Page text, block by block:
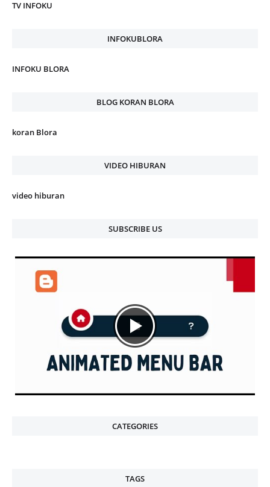
TV INFOKU
INFOKUBLORA
INFOKU BLORA
BLOG KORAN BLORA
koran Blora
VIDEO HIBURAN
video hiburan
SUBSCRIBE US
CATEGORIES
TAGS